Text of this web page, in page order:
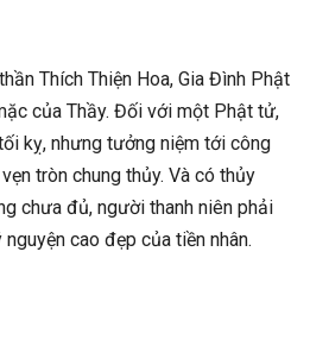
Thích Thiện Hoa, Gia Đình Phật
của Thầy. Đối với một Phật tử,
kỵ, nhưng tưởng niệm tới công
tròn chung thủy. Và có thủy
chưa đủ, người thanh niên phải
cao đẹp của tiền nhân.